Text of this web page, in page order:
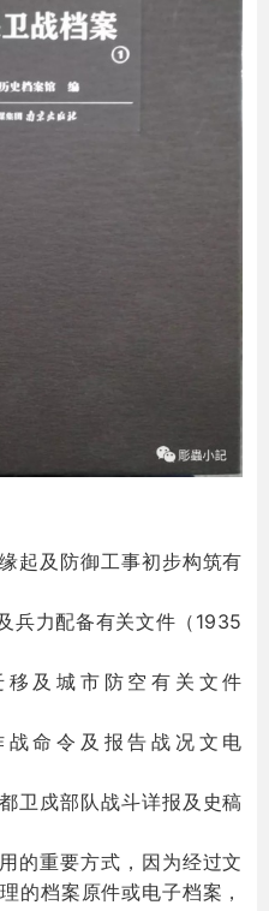
起及防御工事初步构筑有
兵力配备有关文件（ 1935
及城市防空有关文件
战命令及报告战况文电
卫戍部队战斗详报及史稿
的重要方式，因为经过文
的档案原件或电子档案，